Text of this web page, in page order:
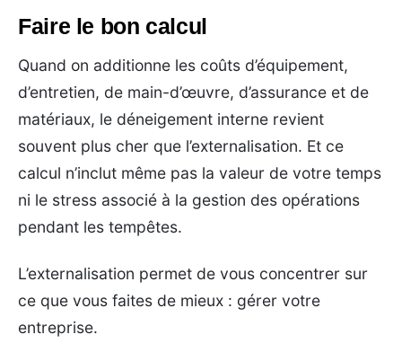
Faire le bon calcul
Quand on additionne les coûts d’équipement,
d’entretien, de main-d’œuvre, d’assurance et de
matériaux, le déneigement interne revient
souvent plus cher que l’externalisation. Et ce
calcul n’inclut même pas la valeur de votre temps
ni le stress associé à la gestion des opérations
pendant les tempêtes.
L’externalisation permet de vous concentrer sur
ce que vous faites de mieux : gérer votre
entreprise.